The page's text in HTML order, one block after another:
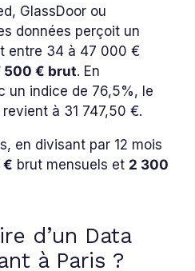
GlassDoor ou
données perçoit un
entre 34 à 47 000 €
500 € brut. En
un indice de 76,5%, le
à 31 747,50 €.
en divisant par 12 mois
€ brut mensuels et 2 300
d’un Data
à Paris ?